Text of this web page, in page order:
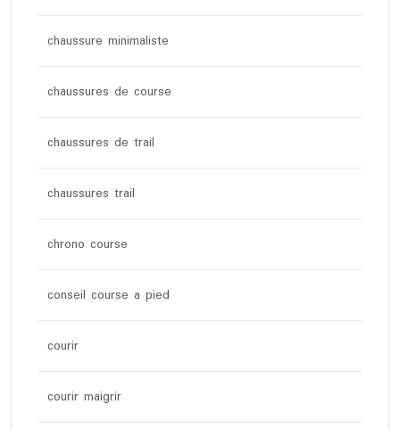
chaussure minimaliste
chaussures de course
chaussures de trail
chaussures trail
chrono course
conseil course a pied
courir
courir maigrir